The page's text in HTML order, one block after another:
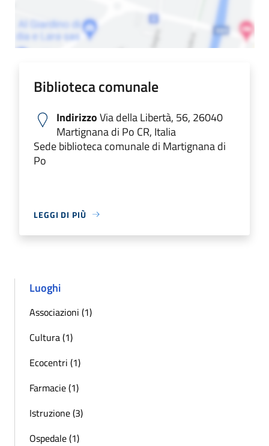
Biblioteca comunale
IndirizzoVia della Libertà, 56, 26040
Martignana di Po CR, Italia
Sede biblioteca comunale di Martignana di
Po
LEGGI DI PIÙ
Luoghi
Associazioni (1)
Cultura (1)
Ecocentri (1)
Farmacie (1)
Istruzione (3)
Ospedale (1)